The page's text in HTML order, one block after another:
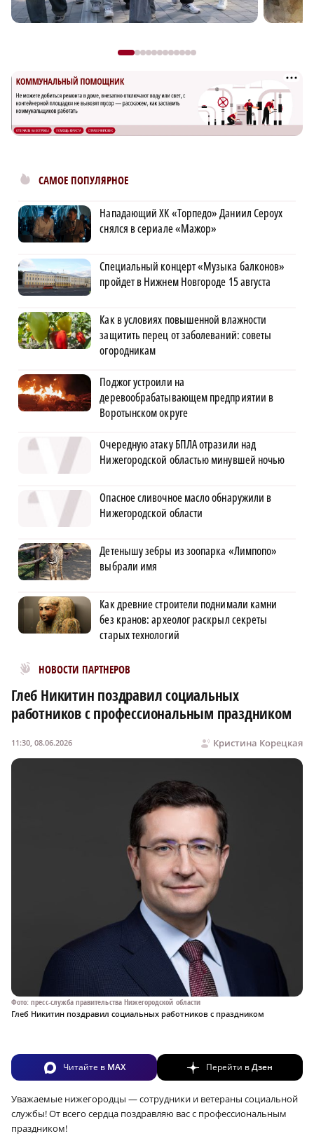
САМОЕ ПОПУЛЯРНОЕ
Нападающий ХК «Торпедо» Даниил Сероух
снялся в сериале «Мажор»
Специальный концерт «Музыка балконов»
пройдет в Нижнем Новгороде 15 августа
Как в условиях повышенной влажности
защитить перец от заболеваний: советы
огородникам
Поджог устроили на
деревообрабатывающем предприятии в
Воротынском округе
Очередную атаку БПЛА отразили над
Нижегородской областью минувшей ночью
Опасное сливочное масло обнаружили в
Нижегородской области
Детенышу зебры из зоопарка «Лимпопо»
выбрали имя
Как древние строители поднимали камни
без кранов: археолог раскрыл секреты
старых технологий
НОВОСТИ ПАРТНЕРОВ
Новости МирТесен
Глеб Никитин поздравил социальных
работников с профессиональным праздником
Кристина Корецкая
11:30, 08.06.2026
Фото: пресс-служба правительства Нижегородской области
Глеб Никитин поздравил социальных работников с праздником
Читайте в MAX Перейти вДзен
Уважаемые нижегородцы — сотрудники и ветераны социальной
службы! От всего сердца поздравляю вас с профессиональным
праздником!